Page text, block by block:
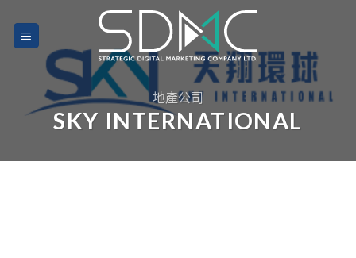
content
地產公司
SKY INTERNATIONAL